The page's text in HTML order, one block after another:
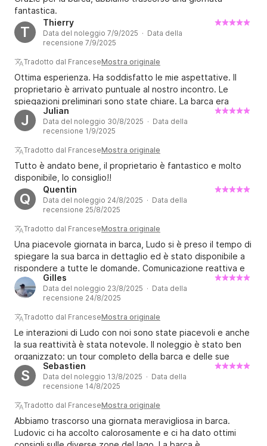
fantastica.
T
Thierry
Data del noleggio 7/9/2025 · Data della
recensione 7/9/2025
Tradotto dal FranceseMostra originale
Ottima esperienza. Ha soddisfatto le mie aspettative. Il
proprietario è arrivato puntuale al nostro incontro. Le
spiegazioni preliminari sono state chiare. La barca era
come me l'aspettavo. In breve, la consiglio.
J
Julian
Data del noleggio 30/8/2025 · Data della
recensione 1/9/2025
Tradotto dal FranceseMostra originale
Tutto è andato bene, il proprietario è fantastico e molto
disponibile, lo consiglio!!
Q
Quentin
Data del noleggio 24/8/2025 · Data della
recensione 25/8/2025
Tradotto dal FranceseMostra originale
Una piacevole giornata in barca, Ludo si è preso il tempo di
spiegare la sua barca in dettaglio ed è stato disponibile a
rispondere a tutte le domande. Comunicazione reattiva e
barca molto ben attrezzata, grazie ancora!
Gilles
Data del noleggio 23/8/2025 · Data della
recensione 24/8/2025
Tradotto dal FranceseMostra originale
Le interazioni di Ludo con noi sono state piacevoli e anche
la sua reattività è stata notevole. Il noleggio è stato ben
organizzato: un tour completo della barca e delle sue
attrezzature, e tutta la documentazione era in regola. La
barca è piacevole: plana bene a basse velocità (15 nodi)
ed è quindi comoda per la navigazione sul lago, con
consumi di carburante molto ragionevoli per una barca da
200 CV (meno di 10 l/h).
S
Sebastien
Data del noleggio 13/8/2025 · Data della
recensione 14/8/2025
Tradotto dal FranceseMostra originale
Abbiamo trascorso una giornata meravigliosa in barca.
Ludovic ci ha accolto calorosamente e ci ha dato ottimi